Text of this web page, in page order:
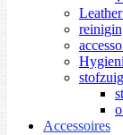
Accessoires